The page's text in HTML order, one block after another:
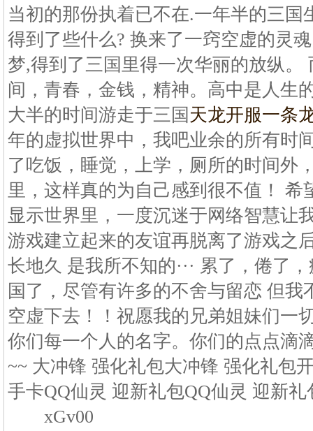
当初的那份执着已不在.一年半的三国
得到了些什么? 换来了一窍空虚的灵
梦,得到了三国里得一次华丽的放纵。
间，青春，金钱，精神。高中是人生
大半的时间游走于三国 天龙开服一条
年的虚拟世界中，我吧业余的所有时
了吃饭，睡觉，上学，厕所的时间外
里，这样真的为自己感到很不值！ 希
显示世界里，一度沉迷于网络智慧让
游戏建立起来的友谊再脱离了游戏之
长地久 是我所不知的··· 累了，倦了
国了，尽管有许多的不舍与留恋 但我
空虚下去！！祝愿我的兄弟姐妹们一
你们每一个人的名字。你们的点点滴
~~ 大冲锋 强化礼包大冲锋 强化礼包
手卡QQ仙灵 迎新礼包QQ仙灵 迎新
xGv00